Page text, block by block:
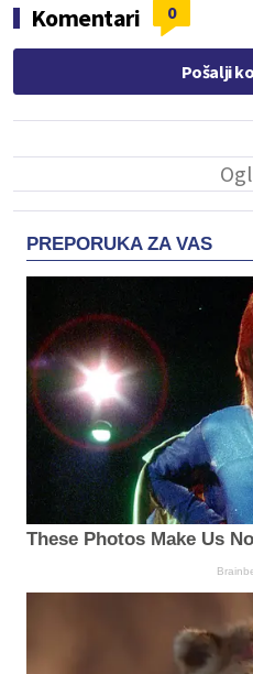
Komentari 0
Pošalji
PREPORUKA ZA VAS
These Photos Make Us